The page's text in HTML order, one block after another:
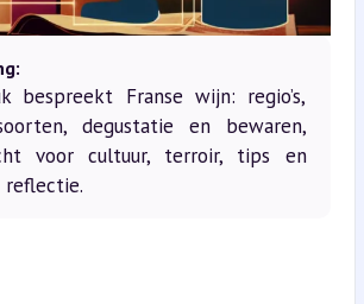
bespreekt Franse wijn: regio’s,
degustatie en bewaren,
voor cultuur, terroir, tips en
reflectie.